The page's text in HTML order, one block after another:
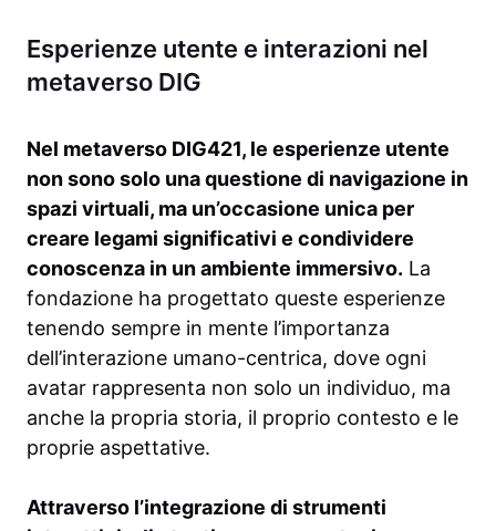
Esperienze utente e interazioni nel
metaverso DIG
Nel metaverso DIG421, le esperienze utente
non sono solo una questione di navigazione in
spazi virtuali, ma un’occasione unica per
creare legami significativi e condividere
conoscenza in un ambiente immersivo. La
fondazione ha progettato queste esperienze
tenendo sempre in mente l’importanza
dell’interazione umano-centrica, dove ogni
avatar rappresenta non solo un individuo, ma
anche la propria storia, il proprio contesto e le
proprie aspettative.
Attraverso l’integrazione di strumenti